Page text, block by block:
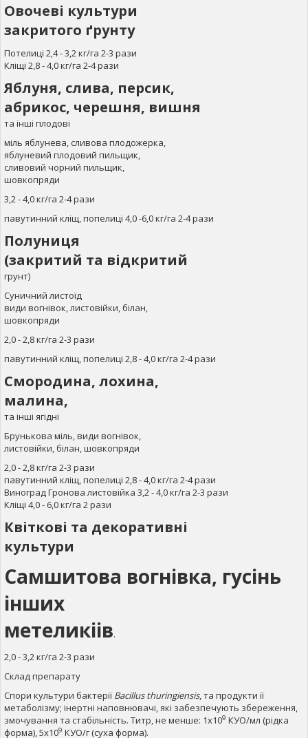
Овочеві культури
закритого ґрунту
Потелиці 2,4 - 3,2 кг/га 2-3 рази
Кліщі 2,8 - 4,0 кг/га 2-4 рази
Яблуня, слива, персик,
абрикос, черешня, вишня
та інші плодові
міль яблунева, сливова плодожерка,
яблуневий плодовий пильщик,
сливовий чорний пильщик,
шовкопряди
3,2 - 4,0 кг/га 2-4 рази
павутинний кліщ, попелиці 4,0 -6,0 кг/га 2-4 рази
Полуниця
(закритий та відкритий
грунт)
Суничний листоїд
види вогнівок, листовійки, білан,
шовкопряди
2,0 - 2,8 кг/га 2-3 рази
павутинний кліщ, попелиці 2,8 - 4,0 кг/га 2-4 рази
Смородина, лохина,
малина,
та інші ягідні
Брунькова міль, види вогнівок,
листовійки, білан, шовкопряди
2,0 - 2,8 кг/га 2-3 рази
павутинний кліщ, попелиці 2,8 - 4,0 кг/га 2-4 рази
Виноград Гронова листовійка 3,2 - 4,0 кг/га 2-3 рази
Кліщі 4,0 - 6,0 кг/га 2 рази
Квіткові та декоративні
культури
Самшитова вогнівка, гусінь
інших
метеликіів.
2,0 - 3,2 кг/га 2-3 рази
Склад препарату
Спори культури бактеріїBacillus thuringiensis, та продукти її
метаболізму; інертні наповнювачі, які забезпечують збереження,
змочування та стабільність. Титр, не менше: 1х109 КУО/мл (рідка
форма), 5х109 КУО/г (суха форма).